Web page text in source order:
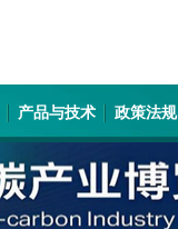
产品与技术 政策法规